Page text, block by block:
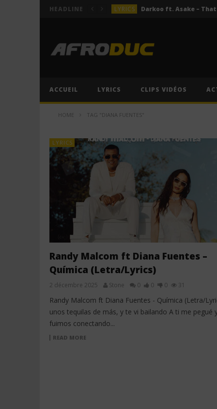
HEADLINE LYRICS
ACTUALITÉS
LYRICS
ACCUEIL LYRICS CLIPS VIDÉOS
HOME TAG "DIANA FUENTES"
LYRICS
Randy Malcom ft Diana Fuentes –
Química (Letra/Lyrics)
2 décembre 2025 Stone 0 0 0 31
Randy Malcom ft Diana Fuentes - Química (Letra/
unos tequilas de más, y te vi bailando A ti me pegué
fuimos conectando...
READ MORE